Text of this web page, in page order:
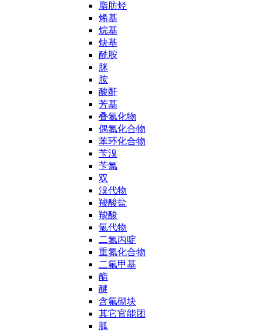
脂肪烃
烯基
烷基
炔基
酰胺
脒
胺
酸酐
芳基
叠氮化物
偶氮化合物
苯环化合物
苄溴
苄氯
双
溴代物
羧酸盐
羧酸
氯代物
二氮丙啶
重氮化合物
二氟甲基
酯
醚
含氟砌块
其它官能团
胍